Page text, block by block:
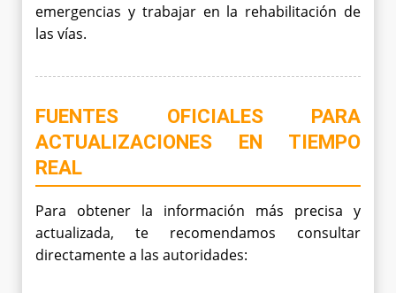
emergencias y trabajar en la rehabilitación de
las vías.
FUENTES OFICIALES PARA
ACTUALIZACIONES EN TIEMPO
REAL
Para obtener la información más precisa y
actualizada, te recomendamos consultar
directamente a las autoridades: